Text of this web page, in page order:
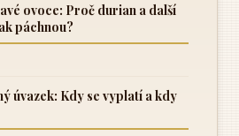
ovoce: Proč durian a další
páchnou?
úvazek: Kdy se vyplatí a kdy